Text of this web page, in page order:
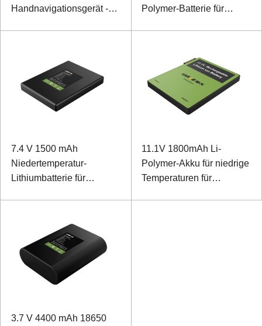
Handnavigationsgerät -40
Polymer-Batterie für
7.4 V 1500 mAh
Niedertemperatur-
Lithiumbatterie für
11.1V 1800mAh Li-
Polymer-Akku für niedrige
Temperaturen für
3.7 V 4400 mAh 18650